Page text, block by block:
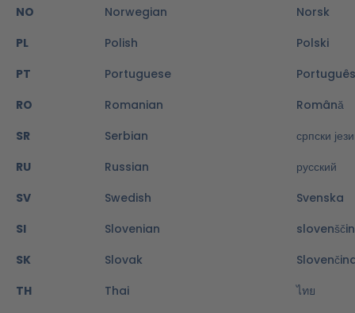
NO
Norwegian
Norsk
PL
Polish
Polski
PT
Portuguese
Português
RO
Romanian
Română
SR
Serbian
српски
RU
Russian
русский
SV
Swedish
Svenska
SI
Slovenian
SK
Slovak
TH
Thai
ไทย